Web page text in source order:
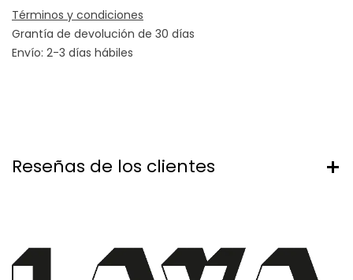
Términos y condiciones
Grantía de devolución de 30 días
Envío: 2-3 días hábiles
Reseñas de los clientes